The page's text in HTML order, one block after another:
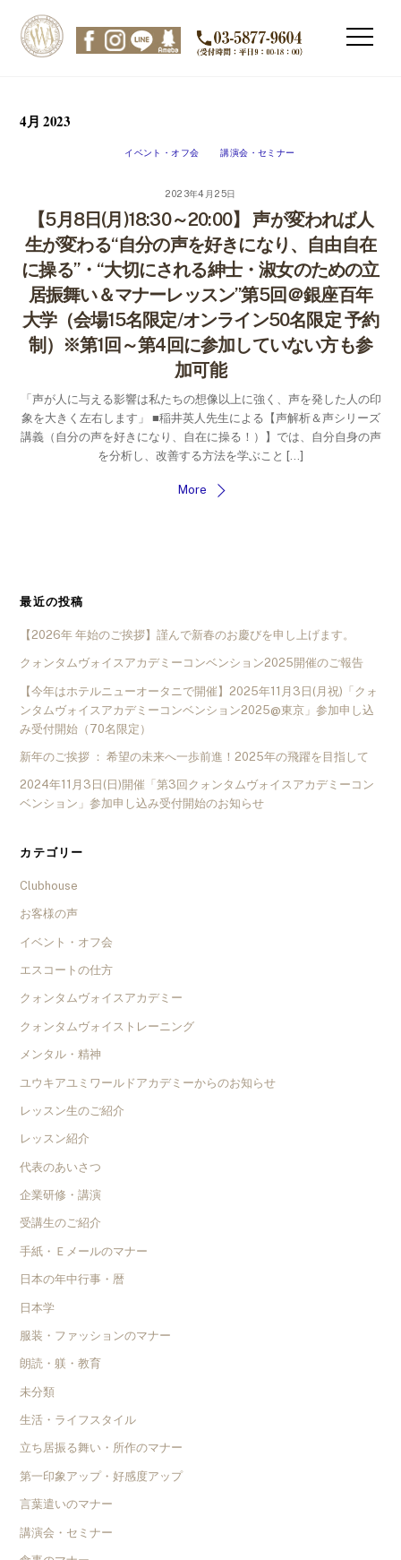
content
Menu
4月 2023
イベント・オフ会 講演会・セミナー
2023年4月25日
【5月8日(月)18:30～20:00】 声が変われば人
生が変わる“自分の声を好きになり、自由自在
に操る”・“大切にされる紳士・淑女のための立
居振舞い＆マナーレッスン”第5回＠銀座百年
大学（会場15名限定/オンライン50名限定 予約
制）※第1回～第4回に参加していない方も参
加可能
「声が人に与える影響は私たちの想像以上に強く、声を発した人の印
象を大きく左右します」 ■稲井英人先生による【声解析＆声シリーズ
講義（自分の声を好きになり、自在に操る！）】では、自分自身の声
を分析し、改善する方法を学ぶこと […]
More
最近の投稿
【2026年 年始のご挨拶】謹んで新春のお慶びを申し上げます。
クォンタムヴォイスアカデミーコンベンション2025開催のご報告
【今年はホテルニューオータニで開催】2025年11月3日(月祝)「クォ
ンタムヴォイスアカデミーコンベンション2025@東京」参加申し込
み受付開始（70名限定）
新年のご挨拶 ： 希望の未来へ一歩前進！2025年の飛躍を目指して
2024年11月3日(日)開催「第3回クォンタムヴォイスアカデミーコン
ベンション」参加申し込み受付開始のお知らせ
カテゴリー
Clubhouse
お客様の声
イベント・オフ会
エスコートの仕方
クォンタムヴォイスアカデミー
クォンタムヴォイストレーニング
メンタル・精神
ユウキアユミワールドアカデミーからのお知らせ
レッスン生のご紹介
レッスン紹介
代表のあいさつ
企業研修・講演
受講生のご紹介
手紙・Ｅメールのマナー
日本の年中行事・暦
日本学
服装・ファッションのマナー
朗読・躾・教育
未分類
生活・ライフスタイル
立ち居振る舞い・所作のマナー
第一印象アップ・好感度アップ
言葉遣いのマナー
講演会・セミナー